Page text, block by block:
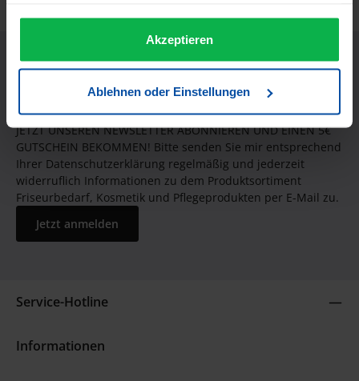
gesammelt haben.
Akzeptieren
Ablehnen oder Einstellungen
JETZT UNSEREN NEWSLETTER ABONNIEREN UND EINEN 5€
GUTSCHEIN BEKOMMEN! Bitte senden Sie mir entsprechend
Ihrer Datenschutzerklärung regelmäßig und jederzeit
widerruflich Informationen zu dem Produktsortiment
Friseurbedarf, Kosmetik und Pflegeprodukten per E-Mail zu.
Jetzt anmelden
Service-Hotline
Informationen